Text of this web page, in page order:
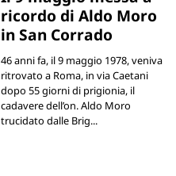
ricordo di Aldo Moro
in San Corrado
46 anni fa, il 9 maggio 1978, veniva
ritrovato a Roma, in via Caetani
dopo 55 giorni di prigionia, il
cadavere dell’on. Aldo Moro
trucidato dalle Brig...